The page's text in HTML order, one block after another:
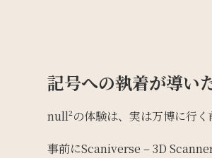
記号への執着が導い
null²の体験は、実は万博に行く
事前にScaniverse – 3D